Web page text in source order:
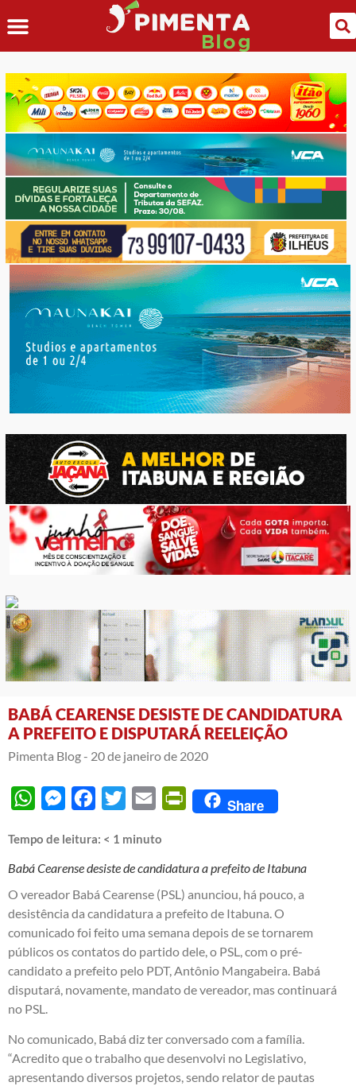
BABÁ CEARENSE DESISTE DE CANDIDATURA
A PREFEITO E DISPUTARÁ REELEIÇÃO
Pimenta Blog - 20 de janeiro de 2020
WhatsAppMessengerFacebook
Twitter Email PrintFriendly
Share
Tempo de leitura: < 1 minuto
Babá Cearense desiste de candidatura a prefeito de Itabuna
O vereador Babá Cearense (PSL) anunciou, há pouco, a
desistência da candidatura a prefeito de Itabuna. O
comunicado foi feito uma semana depois de se tornarem
públicos os contatos do partido dele, o PSL, com o pré-
candidato a prefeito pelo PDT, Antônio Mangabeira. Babá
disputará, novamente, mandato de vereador, mas continuará
no PSL.
No comunicado, Babá diz ter conversado com a família.
“Acredito que o trabalho que desenvolvi no Legislativo,
apresentando diversos projetos, sendo relator de pautas